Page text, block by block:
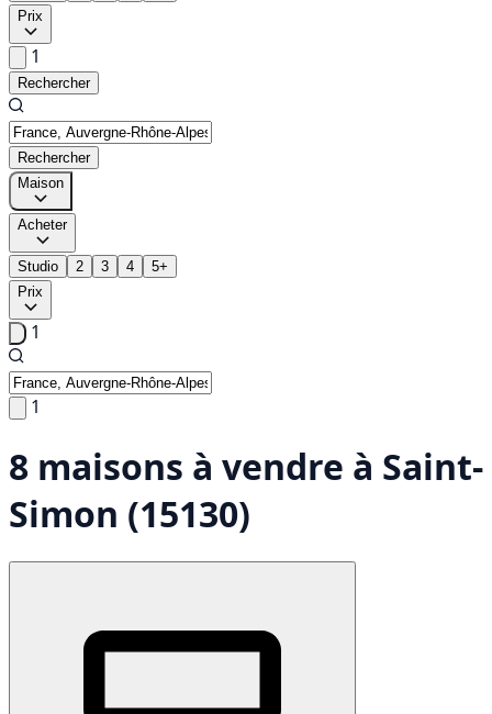
Prix
1
Rechercher
Rechercher
Maison
Acheter
Studio 2 3 4
5+
Prix
1
1
8 maisons à vendre à Saint-
Simon (15130)